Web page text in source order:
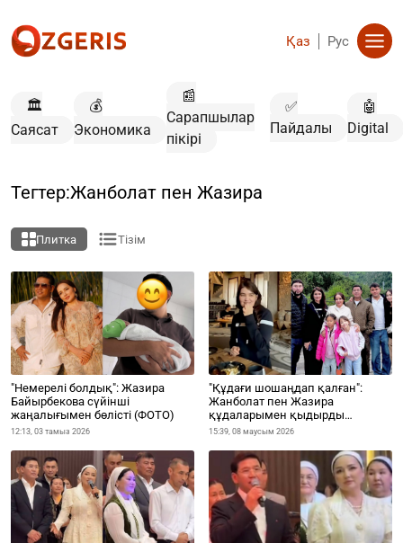
Қаз Рус
🏛️
Саясат
💰
Экономика
📰
Сарапшылар
пікірі
✅
Пайдалы
🤖
Digital
Тегтер:Жанболат пен Жазира
Плитка Тізім
"Немерелі болдық": Жазира
Байырбекова сүйінші
жаңалығымен бөлісті (ФОТО)
12:13, 03 тамыз 2026
"Құдағи шошаңдап қалған":
Жанболат пен Жазира
құдаларымен қыдырды
(ВИДЕО)
15:39, 08 маусым 2026